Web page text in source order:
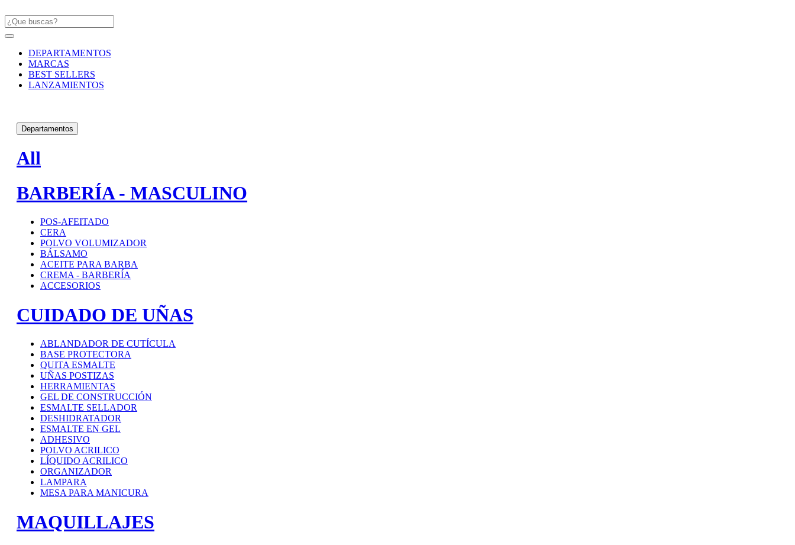
DEPARTAMENTOS
MARCAS
BEST SELLERS
LANZAMIENTOS
Departamentos
All
BARBERÍA - MASCULINO
POS-AFEITADO
CERA
POLVO VOLUMIZADOR
BÁLSAMO
ACEITE PARA BARBA
CREMA - BARBERÍA
ACCESORIOS
CUIDADO DE UÑAS
ABLANDADOR DE CUTÍCULA
BASE PROTECTORA
QUITA ESMALTE
UÑAS POSTIZAS
HERRAMIENTAS
GEL DE CONSTRUCCIÓN
ESMALTE SELLADOR
DESHIDRATADOR
ESMALTE EN GEL
ADHESIVO
POLVO ACRILICO
LÍQUIDO ACRILICO
ORGANIZADOR
LAMPARA
MESA PARA MANICURA
MAQUILLAJES